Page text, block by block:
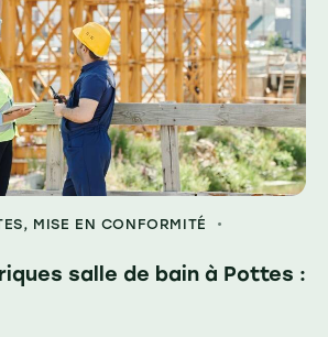
, MISE EN CONFORMITÉ
salle de bain à Pottes :